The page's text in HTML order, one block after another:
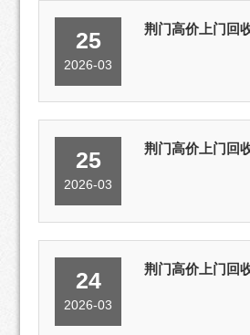
25
2026-03
荆门高价上门回
25
2026-03
荆门高价上门回
24
2026-03
荆门高价上门回